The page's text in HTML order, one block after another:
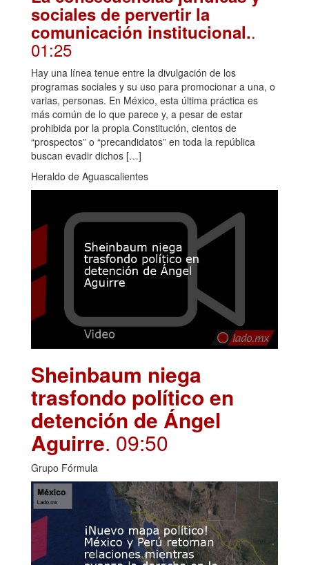
sociales de pervertir la
comunicación institucional..
01:25
Hay una línea tenue entre la divulgación de los
programas sociales y su uso para promocionar a una, o
varias, personas. En México, esta última práctica es
más común de lo que parece y, a pesar de estar
prohibida por la propia Constitución, cientos de
“prospectos” o “precandidatos” en toda la república
buscan evadir dichos […]
Heraldo de Aguascalientes
Sheinbaum niega
trasfondo político en
detención de Ángel
Aguirre. 09:50
Grupo Fórmula